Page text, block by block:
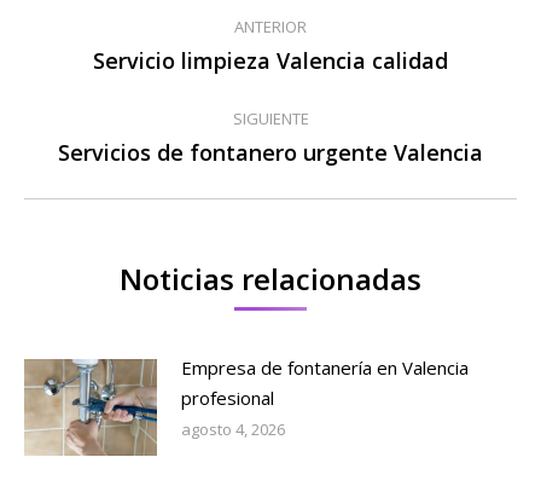
entre
publicaciones
ANTERIOR
Publicación
Servicio limpieza Valencia calidad
SIGUIENTE
Publicación
Servicios de fontanero urgente Valencia
Noticias relacionadas
Empresa de fontanería en Valencia
profesional
agosto 4, 2026